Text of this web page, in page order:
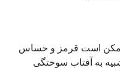
ممکن است قرمز و حساس
به آفتاب سوختگی